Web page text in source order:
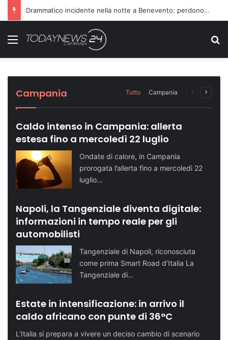
Richiesta di farmaci non accolta, scatta l’aggressione ai danni dei medici
Menu
Cronaca NA
Cronaca NA
Attualità NA
Attualità BN
Attualità SA
Campania Tutto Campania
Pagina
Caldo intenso in Campania: allerta
estesa fino a mercoledì 22 luglio
Ondate di calore, in Campania
prorogata l’allerta fino a mercoledì 22
luglio…
Napoli, la Tangenziale diventa digitale:
informazioni in tempo reale per gli
automobilisti
Tangenziale di Napoli, riconosciuta
come prima Smart Road d’Italia La
Tangenziale di…
Estate in intensificazione: in arrivo il
caldo africano con punte di 36°C
L’Italia si prepara a vivere un deciso cambio di scenario